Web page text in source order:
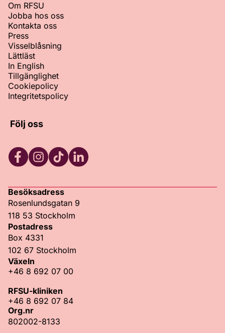
Om RFSU
Jobba hos oss
Kontakta oss
Press
Visselblåsning
Lättläst
In English
Tillgänglighet
Cookiepolicy
Integritetspolicy
Följ oss
Besöksadress
Rosenlundsgatan 9
118 53 Stockholm
Postadress
Box 4331
102 67 Stockholm
Växeln
+46 8 692 07 00
RFSU-kliniken
+46 8 692 07 84
Org.nr
802002-8133